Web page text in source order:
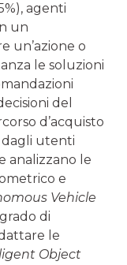
agenti
un
un’azione o
le soluzioni
del
d’acquisto
dagli utenti
analizzano le
e
Vehicle
di
le
Object